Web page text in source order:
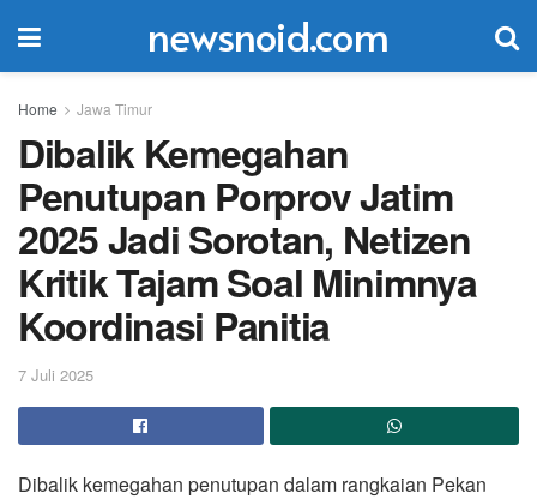
newsnoid.com
Home Jawa Timur
Dibalik Kemegahan
Penutupan Porprov Jatim
2025 Jadi Sorotan, Netizen
Kritik Tajam Soal Minimnya
Koordinasi Panitia
7 Juli 2025
Dibalik kemegahan penutupan dalam rangkaian Pekan